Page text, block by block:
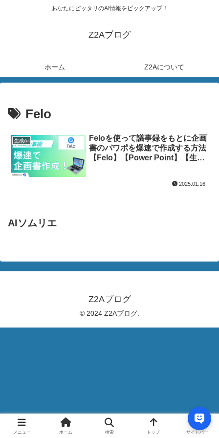
あなたにピッタリのAI情報をピックアップ！
Z2Aブログ
ホーム Z2Aについて
Felo
生成AI
Feloを使って議事録をもとに企画
書のパワポを爆速で作成する方法
【Felo】【Power Point】【生成
2025.01.16
AIソムリエ
Z2Aブログ
© 2024 Z2Aブログ.
メニュー ホーム 検索 トップ サイドバー